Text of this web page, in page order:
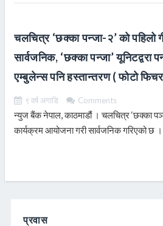
चलचित्र ‘छक्का पन्जा-२’ को पहिलो
सार्वजनिक, ‘छक्का पन्जा’ यूनिटद्वरा
एम्बुलेन्स पनि हस्तान्तरण ( फोटो
९ वर्ष अगाडि Comments
न्युज बैंक नेपाल, काठमाडौं । चलचित्र ‘छक्का
कार्यक्रम आयोजना गरी सार्वजनिक गरिएको छ ।
प्रवास